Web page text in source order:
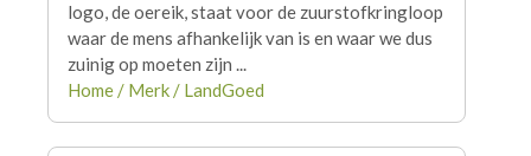
logo, de oereik, staat voor de zuurstofkringloop
waar de mens afhankelijk van is en waar we dus
zuinig op moeten zijn ...
Home / Merk / LandGoed